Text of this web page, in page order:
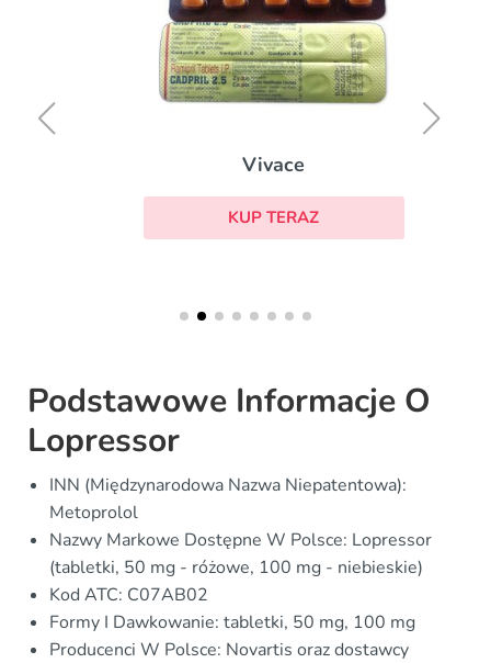
Vivace
KUP TERAZ
Podstawowe Informacje O
Lopressor
INN (Międzynarodowa Nazwa Niepatentowa):
Metoprolol
Nazwy Markowe Dostępne W Polsce: Lopressor
(tabletki, 50 mg - różowe, 100 mg - niebieskie)
Kod ATC: C07AB02
Formy I Dawkowanie: tabletki, 50 mg, 100 mg
Producenci W Polsce: Novartis oraz dostawcy